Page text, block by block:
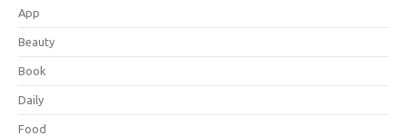
App
Beauty
Book
Daily
Food